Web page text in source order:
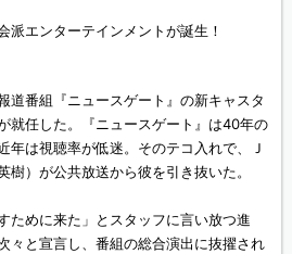
派エンターテインメントが誕生！
道番組『ニュースゲート』の新キャスタ
就任した。『ニュースゲート』は40年の
年は視聴率が低迷。そのテコ入れで、Ｊ
樹）が公共放送から彼を引き抜いた。
ために来た」とスタッフに言い放つ進
々と宣言し、番組の総合演出に抜擢され